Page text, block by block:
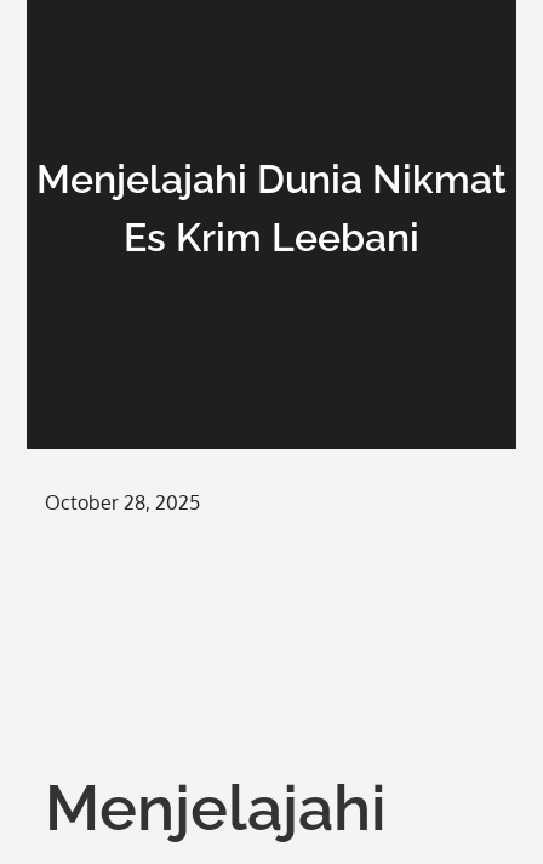
Menjelajahi Dunia Nikmat
Es Krim Leebani
Posted
October 28, 2025
Menjelajahi